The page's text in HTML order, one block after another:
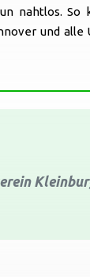
nahtlos. So
und